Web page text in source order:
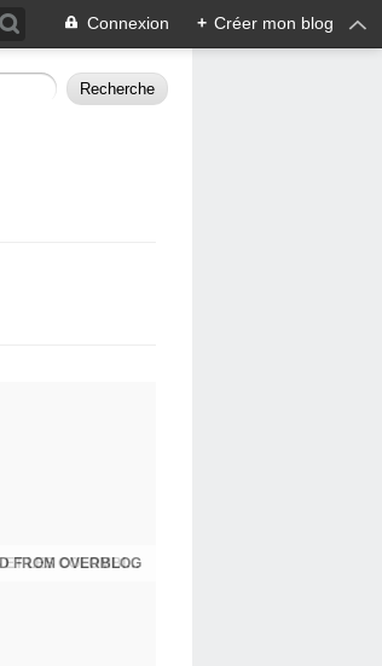
Connexion + Créer mon blog
UNE PAGE SE TOURNE APRÈS 6 ANS POUR LES COLOMBIENNES ET LES COLOMBIENS